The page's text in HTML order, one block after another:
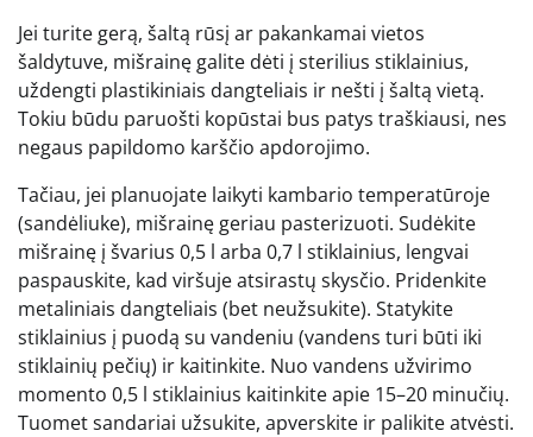
Jei turite gerą, šaltą rūsį ar pakankamai vietos
šaldytuve, mišrainę galite dėti į sterilius stiklainius,
uždengti plastikiniais dangteliais ir nešti į šaltą vietą.
Tokiu būdu paruošti kopūstai bus patys traškiausi, nes
negaus papildomo karščio apdorojimo.
Tačiau, jei planuojate laikyti kambario temperatūroje
(sandėliuke), mišrainę geriau pasterizuoti. Sudėkite
mišrainę į švarius 0,5 l arba 0,7 l stiklainius, lengvai
paspauskite, kad viršuje atsirastų skysčio. Pridenkite
metaliniais dangteliais (bet neužsukite). Statykite
stiklainius į puodą su vandeniu (vandens turi būti iki
stiklainių pečių) ir kaitinkite. Nuo vandens užvirimo
momento 0,5 l stiklainius kaitinkite apie 15–20 minučių.
Tuomet sandariai užsukite, apverskite ir palikite atvėsti.